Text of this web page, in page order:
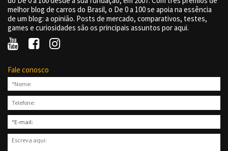
melhor blog de carros do Brasil, o De 0 a 100 se apoia na essência
de um blog: a opinião. Posts de mercado, comparativos, testes,
games e curiosidades são os principais assuntos por aqui.
Fale conosco